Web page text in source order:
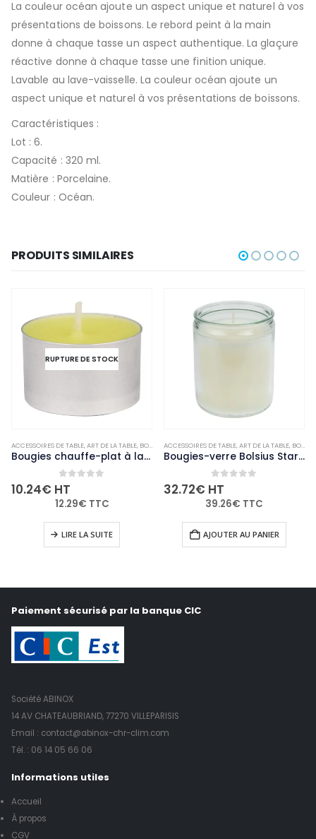
La couleur océan ajoute un aspect unique et naturel à vos
présentations de boissons. Le rebord peint à la main
donne à chaque tasse un aspect authentique. La glaçure
réactive donne à chaque tasse une finition unique.
Lavable au lave-vaisselle. La couleur océan ajoute un
aspect unique et naturel à vos présentations de boissons.
Caractéristiques :
Lot : 6.
Capacité : 320 ml.
Matière : Porcelaine.
Couleur : Océan.
PRODUITS SIMILAIRES
,NON-PALETTISABLE
RUPTURE DE STOCK
ACCESSOIRES DE TABLE,ART DE LA TABLE, BOUGIES ET PHOTOPHORES ,NON-PALETTISABLE
Bougies chauffe-plat à la citronnelle Eazyzap (lot de 50)
0out of 5
10.24€ HT
12.29€ TTC
LIRE LA SUITE
ACCESSOIRES DE TABLE,ART DE LA TABLE, BOUGIES ET PHOTOPHORES
Bougies-verre Bolsius Starlight transparentes (lot de 8)
0out of 5
32.72€ HT
39.26€ TTC
AJOUTER AU PANIER
Paiement sécurisé par la banque CIC
Société ABINOX
14 AV CHATEAUBRIAND, 77270 VILLEPARISIS
Email : contact@abinox-chr-clim.com
Tél. : 06 14 05 66 06
Informations utiles
Accueil
À propos
CGV